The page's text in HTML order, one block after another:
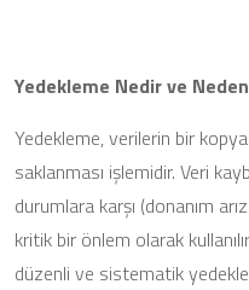
Yedekleme Nedir ve
Yedekleme, verilerin bir
saklanması işlemidir. Veri
durumlara karşı (donanım
kritik bir önlem olarak
düzenli ve sistematik